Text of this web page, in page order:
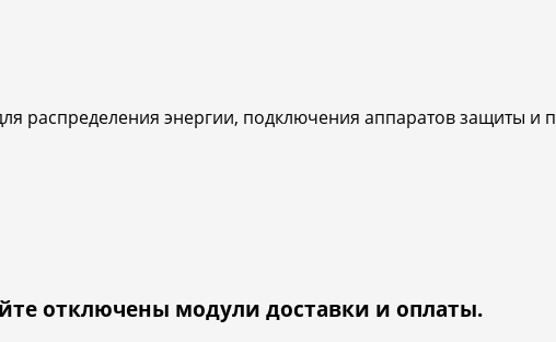
распределения энергии, подключения аппаратов защиты и
отключены модули доставки и оплаты.